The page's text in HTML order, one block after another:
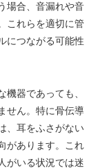
場合、音漏れや音
これらを適切に管
につながる可能性
機器であっても、
せん。特に骨伝導
、耳をふさがない
があります。これ
がいる状況では迷